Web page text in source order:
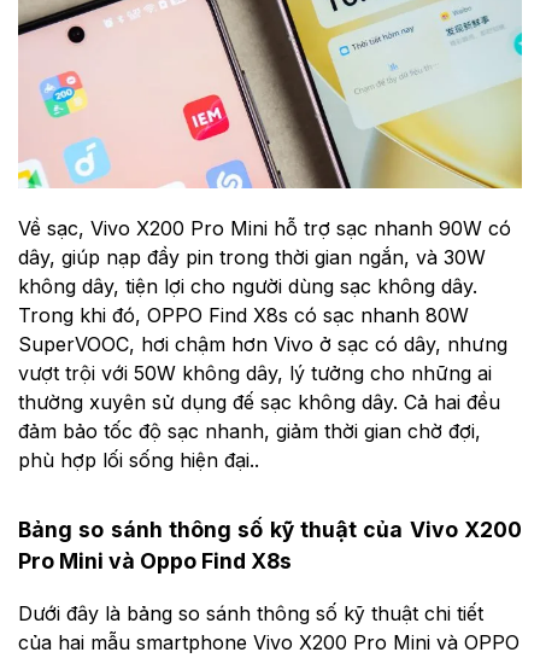
Về sạc, Vivo X200 Pro Mini hỗ trợ sạc nhanh 90W có
dây, giúp nạp đầy pin trong thời gian ngắn, và 30W
không dây, tiện lợi cho người dùng sạc không dây.
Trong khi đó, OPPO Find X8s có sạc nhanh 80W
SuperVOOC, hơi chậm hơn Vivo ở sạc có dây, nhưng
vượt trội với 50W không dây, lý tưởng cho những ai
thường xuyên sử dụng đế sạc không dây. Cả hai đều
đảm bảo tốc độ sạc nhanh, giảm thời gian chờ đợi,
phù hợp lối sống hiện đại..
Bảng so sánh thông số kỹ thuật của Vivo X200
Pro Mini và Oppo Find X8s
Dưới đây là bảng so sánh thông số kỹ thuật chi tiết
của hai mẫu smartphone ​Vivo X200 Pro Mini và OPPO